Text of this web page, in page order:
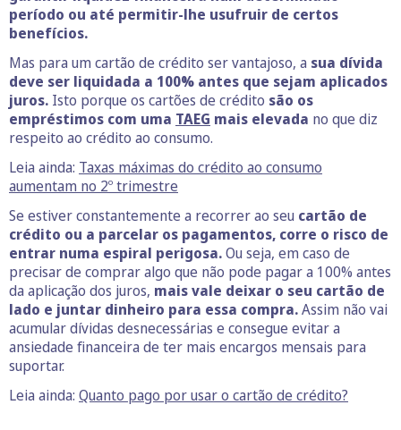
período ou até permitir-lhe usufruir de certos
benefícios.
Mas para um cartão de crédito ser vantajoso, a sua dívida
deve ser liquidada a 100% antes que sejam aplicados
juros. Isto porque os cartões de crédito são os
empréstimos com uma TAEG mais elevada no que diz
respeito ao crédito ao consumo.
Leia ainda: Taxas máximas do crédito ao consumo
aumentam no 2º trimestre
Se estiver constantemente a recorrer ao seu cartão de
crédito ou a parcelar os pagamentos, corre o risco de
entrar numa espiral perigosa.Ou seja, em caso de
precisar de comprar algo que não pode pagar a 100% antes
da aplicação dos juros, mais vale deixar o seu cartão de
lado e juntar dinheiro para essa compra.Assim não vai
acumular dívidas desnecessárias e consegue evitar a
ansiedade financeira de ter mais encargos mensais para
suportar.
Leia ainda: Quanto pago por usar o cartão de crédito?